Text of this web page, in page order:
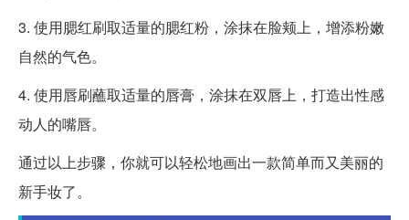
3. 使用腮红刷取适量的腮红粉，涂抹在脸颊上，增添粉嫩
自然的气色。
4. 使用唇刷蘸取适量的唇膏，涂抹在双唇上，打造出性感
动人的嘴唇。
通过以上步骤，你就可以轻松地画出一款简单而又美丽的
新手妆了。